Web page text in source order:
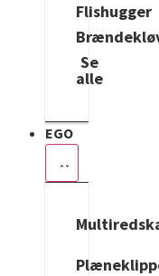
Flishugger
Se
alle
EGO